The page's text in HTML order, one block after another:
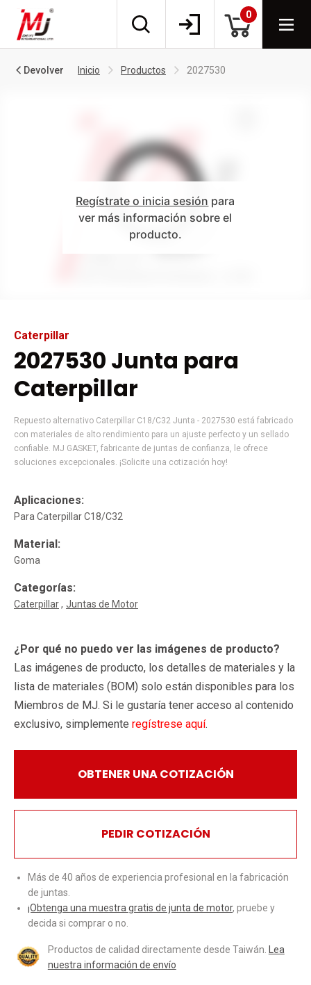
0
Devolver Inicio Productos 2027530
Regístrate o inicia sesión para
ver más información sobre el
producto.
Caterpillar
2027530 Junta para
Caterpillar
Repuesto alternativo Caterpillar C18/C32 Junta - 2027530 está fabricado
con materiales de alto rendimiento para un ajuste perfecto y un sellado
confiable. MJ GASKET, fabricante de juntas de confianza, le ofrece
soluciones excepcionales. ¡Solicite una cotización hoy!
Aplicaciones:
Para Caterpillar C18/C32
Material:
Goma
Categorías:
Caterpillar Juntas de Motor
¿Por qué no puedo ver las imágenes de producto?
Las imágenes de producto, los detalles de materiales y la
lista de materiales (BOM) solo están disponibles para los
Miembros de MJ. Si le gustaría tener acceso al contenido
exclusivo, simplemente regístrese aquí.
OBTENER UNA COTIZACIÓN
PEDIR COTIZACIÓN
Más de 40 años de experiencia profesional en la fabricación
de juntas.
¡Obtenga una muestra gratis de junta de motor, pruebe y
decida si comprar o no.
Productos de calidad directamente desde Taiwán.
Lea
nuestra información de envío